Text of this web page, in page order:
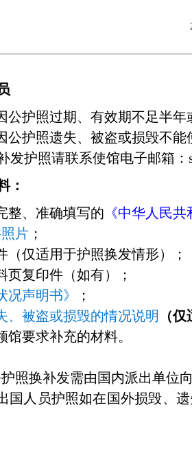
公护照过期、有效期不足半
公护照遗失、被盗或损毁不
发护照请联系使馆电子邮箱：
：
整、准确填写的 《中华人民
片 ；
（仅适用于护照换发情形）；
页复印件（如有）；
况声明书》
；
、被盗或损毁的情况说明
（
馆要求补充的材料。
照换补发需由国内派出单位
国人员护照如在国外损毁、